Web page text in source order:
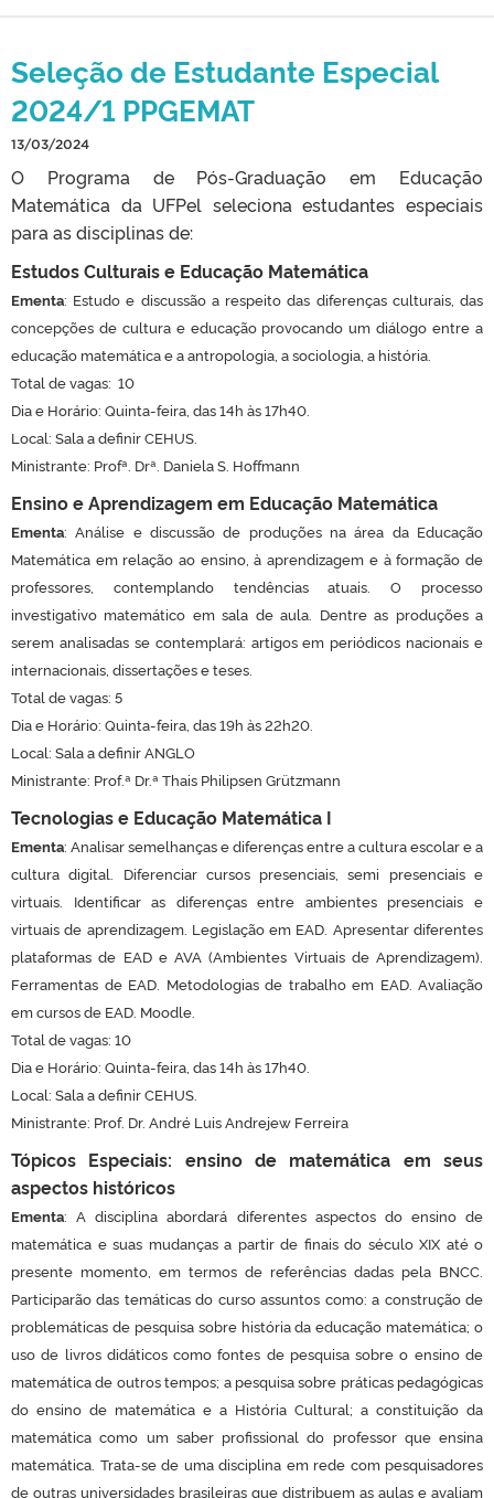
Seleção de Estudante Especial
2024/1 PPGEMAT
13/03/2024
O Programa de Pós-Graduação em Educação
Matemática da UFPel seleciona estudantes especiais
para as disciplinas de:
Estudos Culturais e Educação Matemática
Ementa: Estudo e discussão a respeito das diferenças culturais, das
concepções de cultura e educação provocando um diálogo entre a
educação matemática e a antropologia, a sociologia, a história.
Total de vagas: 10
Dia e Horário: Quinta-feira, das 14h às 17h40.
Local: Sala a definir CEHUS.
Ministrante: Profª. Drª. Daniela S. Hoffmann
Ensino e Aprendizagem em Educação Matemática
Ementa: Análise e discussão de produções na área da Educação
Matemática em relação ao ensino, à aprendizagem e à formação de
professores, contemplando tendências atuais. O processo
investigativo matemático em sala de aula. Dentre as produções a
serem analisadas se contemplará: artigos em periódicos nacionais e
internacionais, dissertações e teses.
Total de vagas: 5
Dia e Horário: Quinta-feira, das 19h às 22h20.
Local: Sala a definir ANGLO
Ministrante: Prof.ª Dr.ª Thais Philipsen Grützmann
Tecnologias e Educação Matemática I
Ementa: Analisar semelhanças e diferenças entre a cultura escolar e a
cultura digital. Diferenciar cursos presenciais, semi presenciais e
virtuais. Identificar as diferenças entre ambientes presenciais e
virtuais de aprendizagem. Legislação em EAD. Apresentar diferentes
plataformas de EAD e AVA (Ambientes Virtuais de Aprendizagem).
Ferramentas de EAD. Metodologias de trabalho em EAD. Avaliação
em cursos de EAD. Moodle.
Total de vagas: 10
Dia e Horário: Quinta-feira, das 14h às 17h40.
Local: Sala a definir CEHUS.
Ministrante: Prof. Dr. André Luis Andrejew Ferreira
Tópicos Especiais: ensino de matemática em seus
aspectos históricos
Ementa: A disciplina abordará diferentes aspectos do ensino de
matemática e suas mudanças a partir de finais do século XIX até o
presente momento, em termos de referências dadas pela BNCC.
Participarão das temáticas do curso assuntos como: a construção de
problemáticas de pesquisa sobre história da educação matemática; o
uso de livros didáticos como fontes de pesquisa sobre o ensino de
matemática de outros tempos; a pesquisa sobre práticas pedagógicas
do ensino de matemática e a História Cultural; a constituição da
matemática como um saber profissional do professor que ensina
matemática. Trata-se de uma disciplina em rede com pesquisadores
de outras universidades brasileiras que distribuem as aulas e avaliam